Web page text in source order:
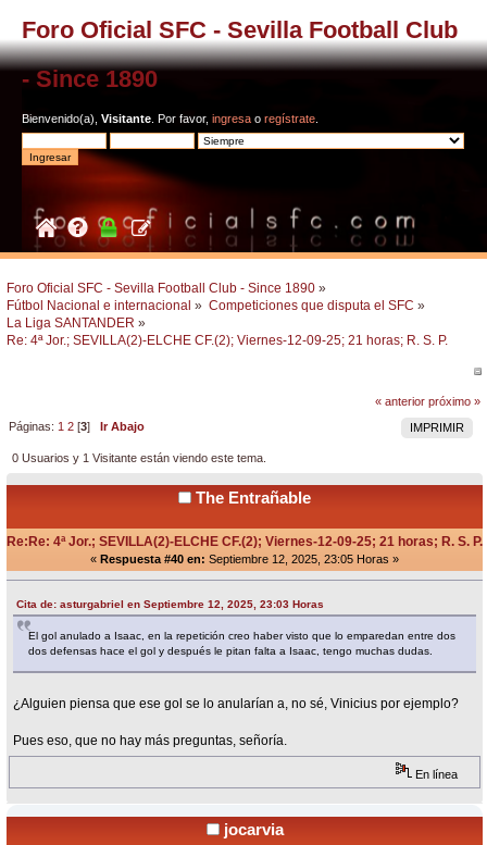
Foro Oficial SFC - Sevilla Football Club
- Since 1890
Bienvenido(a), Visitante . Por favor, ingresa o regístrate
Foro Oficial SFC - Sevilla Football Club - Since 1890 »
Fútbol Nacional e internacional » Competiciones que disputa el SFC »
La Liga SANTANDER »
Re: 4ª Jor.; SEVILLA(2)-ELCHE CF.(2); Viernes-12-09-25; 21 horas; R. S. P.
« anterior próximo »
IMPRIMIR
Páginas: 1 2 [3]Ir Abajo
0 Usuarios y 1 Visitante están viendo este tema.
The Entrañable
Re:Re: 4ª Jor.; SEVILLA(2)-ELCHE CF.(2); Viernes-12-09-25; 21 horas; R. S. P.
« Respuesta #40 en: Septiembre 12, 2025, 23:05 Horas »
Cita de: asturgabriel en Septiembre 12, 2025, 23:03 Horas
El gol anulado a Isaac, en la repetición creo haber visto que lo emparedan entre dos
dos defensas hace el gol y después le pitan falta a Isaac, tengo muchas dudas.
¿Alguien piensa que ese gol se lo anularían a, no sé, Vinicius por ejemplo?
Pues eso, que no hay más preguntas, señoría.
En línea
jocarvia